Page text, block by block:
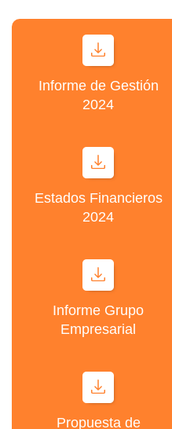
Informe de Gestión
2024
Estados Financieros
2024
Informe Grupo
Empresarial
Propuesta de